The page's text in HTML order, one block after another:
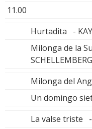
11.00
Hurtadita -
Milonga de la
SCHELLEMBERG
Milonga del
Un domingo
La valse triste -